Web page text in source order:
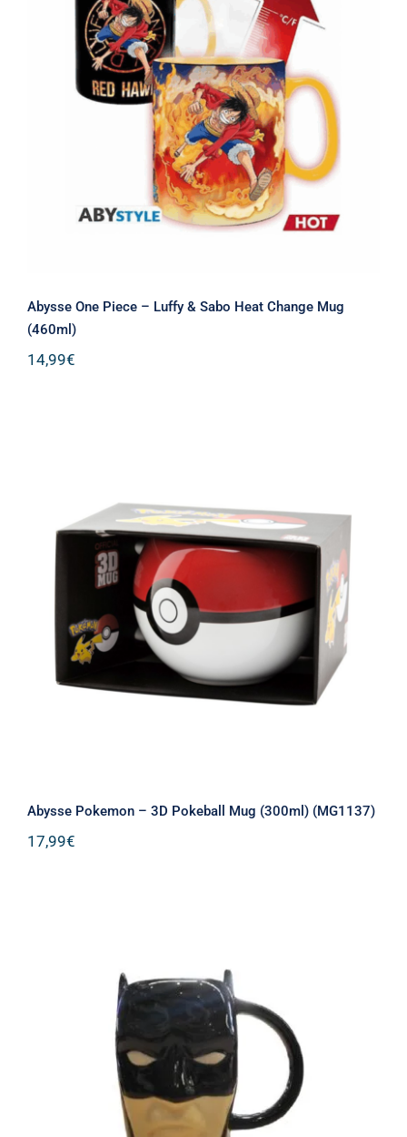
Abysse One Piece – Luffy & Sabo Heat
Change Mug (460ml)
Abysse One Piece – Luffy & Sabo Heat Change Mug
(460ml)
14,99€
Abysse Pokemon – 3D Pokeball Mug
(300ml) (MG1137)
Abysse Pokemon – 3D Pokeball Mug (300ml) (MG1137)
17,99€
DC Batman Κεραμική Κούπα Μαύρη
330ml